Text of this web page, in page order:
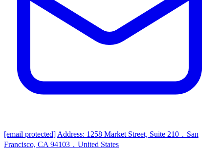
[email protected] Address: 1258 Market Street, Suite 210，San
Francisco, CA 94103，United States